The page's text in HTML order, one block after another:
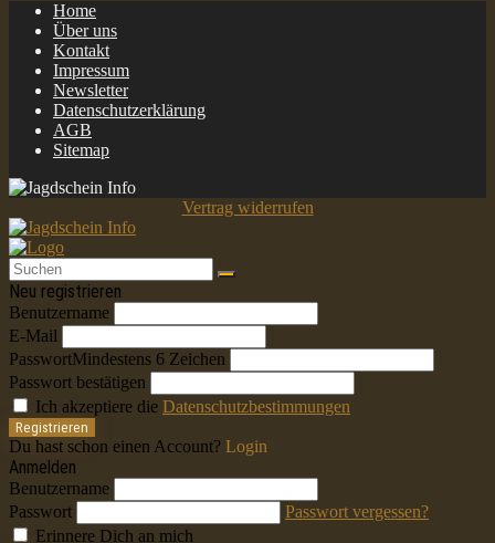
Home
Über uns
Kontakt
Impressum
Newsletter
Datenschutzerklärung
AGB
Sitemap
Vertrag widerrufen
Neu registrieren
Benutzername
E-Mail
PasswortMindestens 6 Zeichen
Passwort bestätigen
Ich akzeptiere die Datenschutzbestimmungen
Registrieren
Du hast schon einen Account? Login
Anmelden
Benutzername
Passwort
Passwort vergessen?
Erinnere Dich an mich